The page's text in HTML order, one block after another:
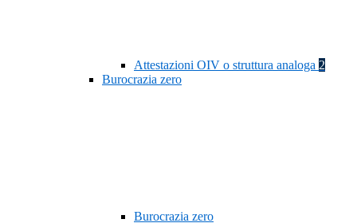
Attestazioni OIV o struttura analoga 2
Burocrazia zero
Burocrazia zero